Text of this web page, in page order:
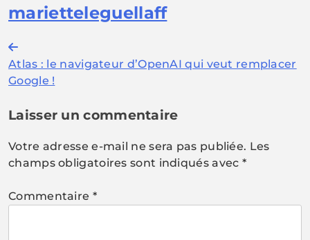
marietteleguellaff
Navigation
de
Atlas : le navigateur d’OpenAI qui veut remplacer
Google !
Laisser un commentaire
Votre adresse e-mail ne sera pas publiée. Les
champs obligatoires sont indiqués avec *
Commentaire *